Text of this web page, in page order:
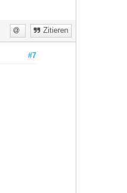
Zitieren
#7